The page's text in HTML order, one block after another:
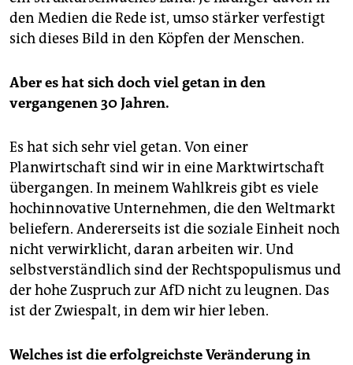
den Medien die Rede ist, umso stärker verfestigt
sich dieses Bild in den Köpfen der Menschen.
Aber es hat sich doch viel getan in den
vergangenen 30 Jahren.
Es hat sich sehr viel getan. Von einer
Planwirtschaft sind wir in eine Marktwirtschaft
übergangen. In meinem Wahlkreis gibt es viele
hochinnovative Unternehmen, die den Weltmarkt
beliefern. Andererseits ist die soziale Einheit noch
nicht verwirklicht, daran arbeiten wir. Und
selbstverständlich sind der Rechtspopulismus und
der hohe Zuspruch zur AfD nicht zu leugnen. Das
ist der Zwiespalt, in dem wir hier leben.
Welches ist die erfolgreichste Veränderung in